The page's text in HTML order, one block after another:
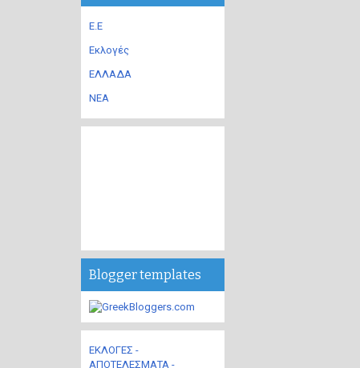
Ε.Ε
Εκλογές
ΕΛΛΑΔΑ
ΝΕΑ
Blogger templates
ΕΚΛΟΓΕΣ -
ΑΠΟΤΕΛΕΣΜΑΤΑ -